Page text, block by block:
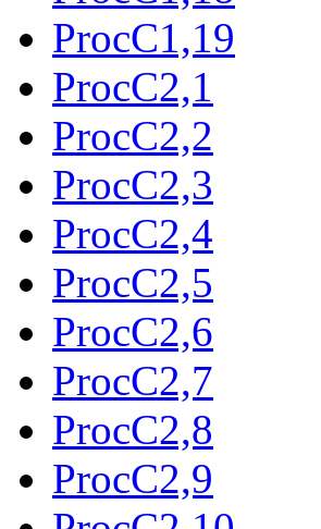
ProcC1,19
ProcC2,1
ProcC2,2
ProcC2,3
ProcC2,4
ProcC2,5
ProcC2,6
ProcC2,7
ProcC2,8
ProcC2,9